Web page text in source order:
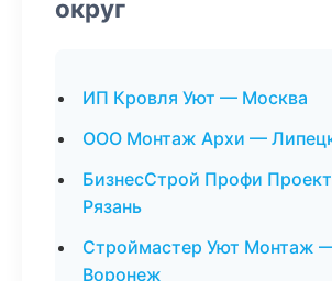
округ
ИП Кровля Уют — Москва
ООО Монтаж Архи —
БизнесСтрой Профи
Рязань
Строймастер Уют Монтаж
Воронеж